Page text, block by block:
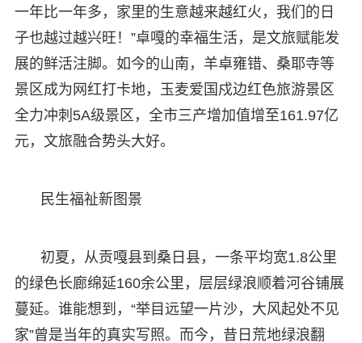
一年比一年多，家里的生意越来越红火，我们的日
子也越过越兴旺！”卓嘎的幸福生活，是文旅赋能发
展的鲜活注脚。如今的山南，羊卓雍错、桑耶寺等
景区成为网红打卡地，玉麦爱国戍边红色旅游景区
全力冲刺5A级景区，全市三产增加值增至161.97亿
元，文旅融合势头大好。
民生福祉新图景
初夏，从贡嘎县到桑日县，一条平均宽1.8公里
的绿色长廊绵延160余公里，层层绿浪顺着河谷铺展
蔓延。谁能想到，“举目远望一片沙，大风起处不见
家”曾是当年的真实写照。而今，昔日荒地绿浪翻